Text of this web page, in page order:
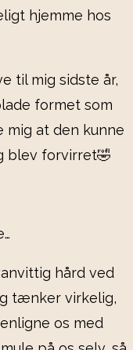
hjemme hos
til mig sidste år,
formet som
mig at den kunne
blev forvirret🤣
hård ved
tænker virkelig,
os med